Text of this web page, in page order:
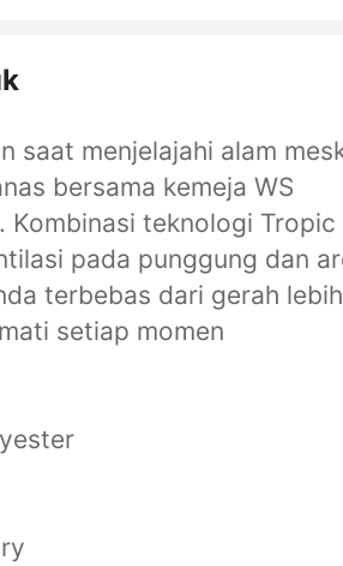
saat menjelajahi alam
bersama kemeja WS
Kombinasi teknologi Tropic
pada punggung dan
terbebas dari gerah lebih
setiap momen